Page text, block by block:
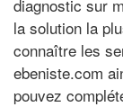
diagnostic sur
la solution la
connaître les
ebeniste.com
pouvez